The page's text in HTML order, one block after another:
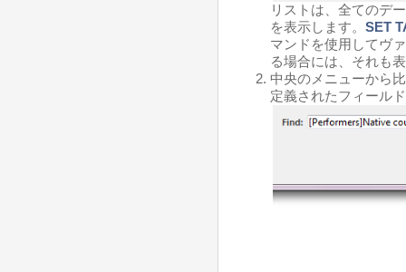
リストは、全てのデ
を表示します。 SET
マンドを使用してヴ
る場合には、それも
中央のメニューから
定義されたフィール